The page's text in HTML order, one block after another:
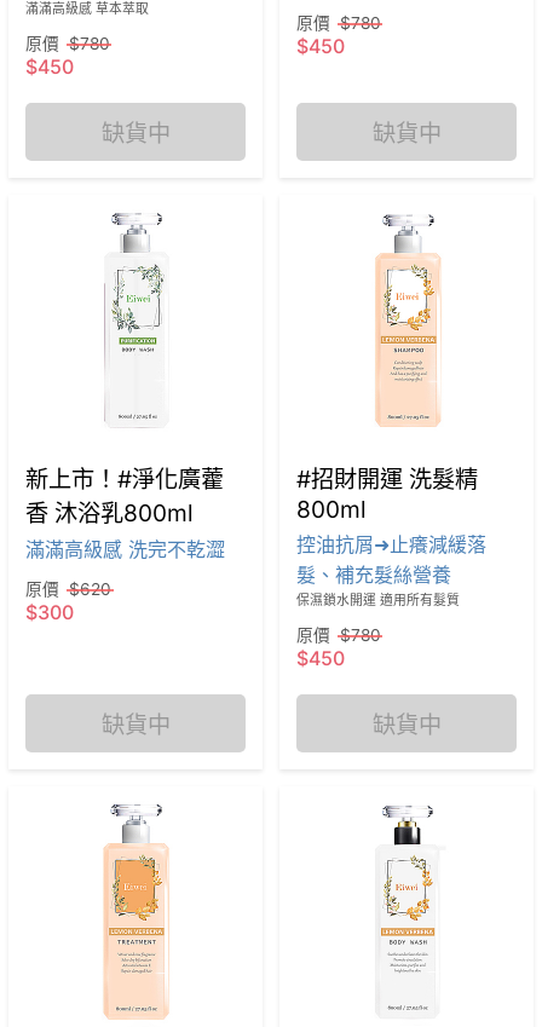
滿滿高級感 草本萃取
原價 $780
$450
缺貨中
原價 $780
$450
缺貨中
新上市！#淨化廣藿
香 沐浴乳800ml
滿滿高級感 洗完不乾澀
原價 $620
$300
缺貨中
#招財開運 洗髮精
800ml
控油抗屑➜止癢減緩落
髮、補充髮絲營養
保濕鎖水開運 適用所有髮質
原價 $780
$450
缺貨中